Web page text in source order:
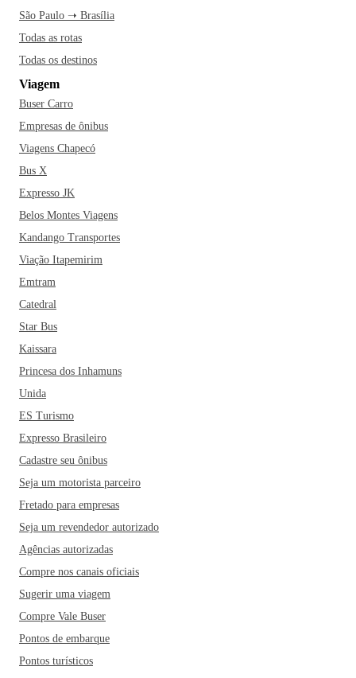
São Paulo ➝ Brasília
Todas as rotas
Todas os destinos
Viagem
Buser Carro
Empresas de ônibus
Viagens Chapecó
Bus X
Expresso JK
Belos Montes Viagens
Kandango Transportes
Viação Itapemirim
Emtram
Catedral
Star Bus
Kaissara
Princesa dos Inhamuns
Unida
ES Turismo
Expresso Brasileiro
Cadastre seu ônibus
Seja um motorista parceiro
Fretado para empresas
Seja um revendedor autorizado
Agências autorizadas
Compre nos canais oficiais
Sugerir uma viagem
Compre Vale Buser
Pontos de embarque
Pontos turísticos